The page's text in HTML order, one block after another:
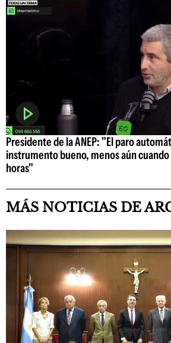
Presidente de la ANEP: "El paro
instrumento bueno, menos aún cuando
horas"
MÁS NOTICIAS DE